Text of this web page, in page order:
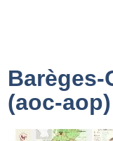
Barèges-
(aoc-aop)